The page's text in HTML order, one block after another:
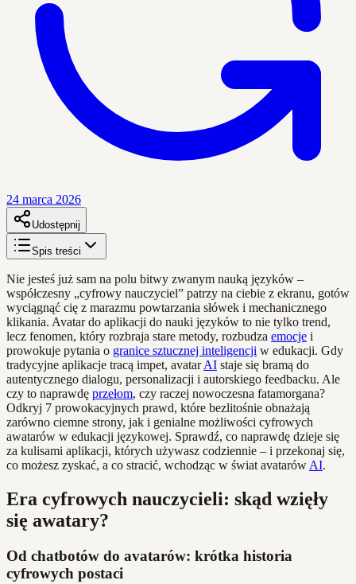
24 marca 2026
Udostępnij
Spis treści
Nie jesteś już sam na polu bitwy zwanym nauką języków –
współczesny „cyfrowy nauczyciel” patrzy na ciebie z ekranu, gotów
wyciągnąć cię z marazmu powtarzania słówek i mechanicznego
klikania. Avatar do aplikacji do nauki języków to nie tylko trend,
lecz fenomen, który rozbraja stare metody, rozbudza emocje i
prowokuje pytania o granice sztucznej inteligencji w edukacji. Gdy
tradycyjne aplikacje tracą impet, avatarAI staje się bramą do
autentycznego dialogu, personalizacji i autorskiego feedbacku. Ale
czy to naprawdę przełom, czy raczej nowoczesna fatamorgana?
Odkryj 7 prowokacyjnych prawd, które bezlitośnie obnażają
zarówno ciemne strony, jak i genialne możliwości cyfrowych
awatarów w edukacji językowej. Sprawdź, co naprawdę dzieje się
za kulisami aplikacji, których używasz codziennie – i przekonaj się,
co możesz zyskać, a co stracić, wchodząc w świat avatarów AI.
Era cyfrowych nauczycieli: skąd wzięły
się awatary?
Od chatbotów do avatarów: krótka historia
cyfrowych postaci